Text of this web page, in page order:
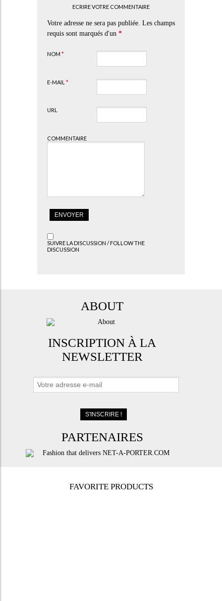
ECRIRE VOTRE COMMENTAIRE
Votre adresse ne sera pas publiée. Les champs
requis sont marqués d'un *
NOM *
E-MAIL *
URL
COMMENTAIRE
SUIVRE LA DISCUSSION / FOLLOW THE
DISCUSSION
ABOUT
INSCRIPTION À LA
NEWSLETTER
PARTENAIRES
FAVORITE PRODUCTS